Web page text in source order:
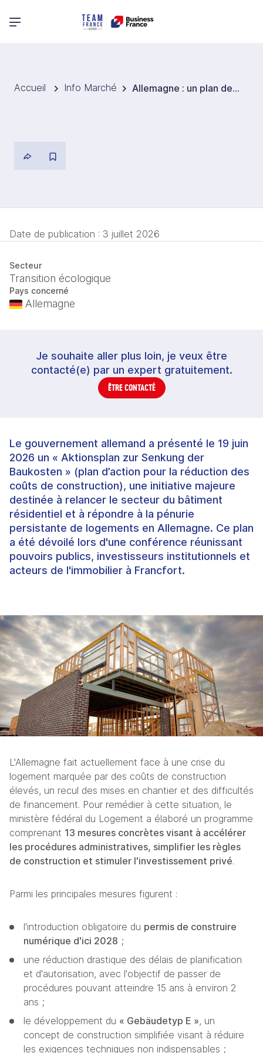
Menu principal
Accueil Info Marché Allemagne : un plan de 13 mesures pour relancer la construction et réduire les coûts du logement
Date de publication : 3 juillet 2026
Secteur
Transition écologique
Pays concerné
Allemagne
Je souhaite aller plus loin, je veux être
contacté(e) par un expert gratuitement.
ÊTRE CONTACTÉ
Le gouvernement allemand a présenté le 19 juin
2026 un « Aktionsplan zur Senkung der
Baukosten » (plan d’action pour la réduction des
coûts de construction), une initiative majeure
destinée à relancer le secteur du bâtiment
résidentiel et à répondre à la pénurie
persistante de logements en Allemagne. Ce plan
a été dévoilé lors d'une conférence réunissant
pouvoirs publics, investisseurs institutionnels et
acteurs de l'immobilier à Francfort.
L'Allemagne fait actuellement face à une crise du
logement marquée par des coûts de construction
élevés, un recul des mises en chantier et des difficultés
de financement. Pour remédier à cette situation, le
ministère fédéral du Logement a élaboré un programme
comprenant 13 mesures concrètes visant à accélérer
les procédures administratives, simplifier les règles
de construction et stimuler l'investissement privé.
Parmi les principales mesures figurent :
l'introduction obligatoire du permis de construire
numérique d'ici 2028 ;
une réduction drastique des délais de planification
et d'autorisation, avec l'objectif de passer de
procédures pouvant atteindre 15 ans à environ 2
ans ;
le développement du « Gebäudetyp E », un
concept de construction simplifiée visant à réduire
les exigences techniques non indispensables ;